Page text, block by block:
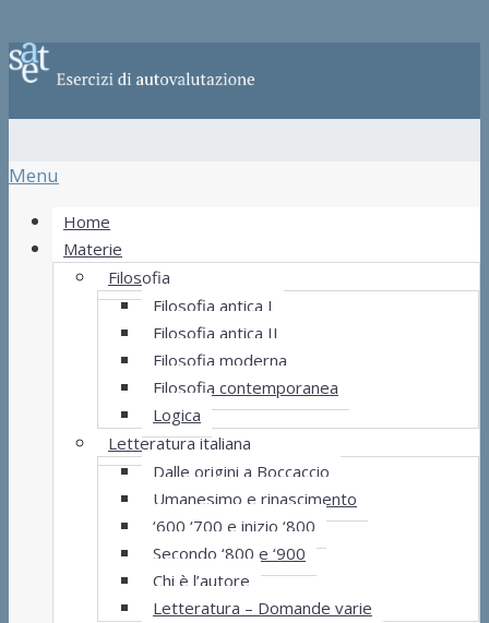
Menu
Home
Materie
Filosofia
Filosofia antica I
Filosofia antica II
Filosofia moderna
Filosofia contemporanea
Logica
Letteratura italiana
Dalle origini a Boccaccio
Umanesimo e rinascimento
‘600 ‘700 e inizio ‘800
Secondo ‘800 e ‘900
Chi è l’autore
Letteratura – Domande varie